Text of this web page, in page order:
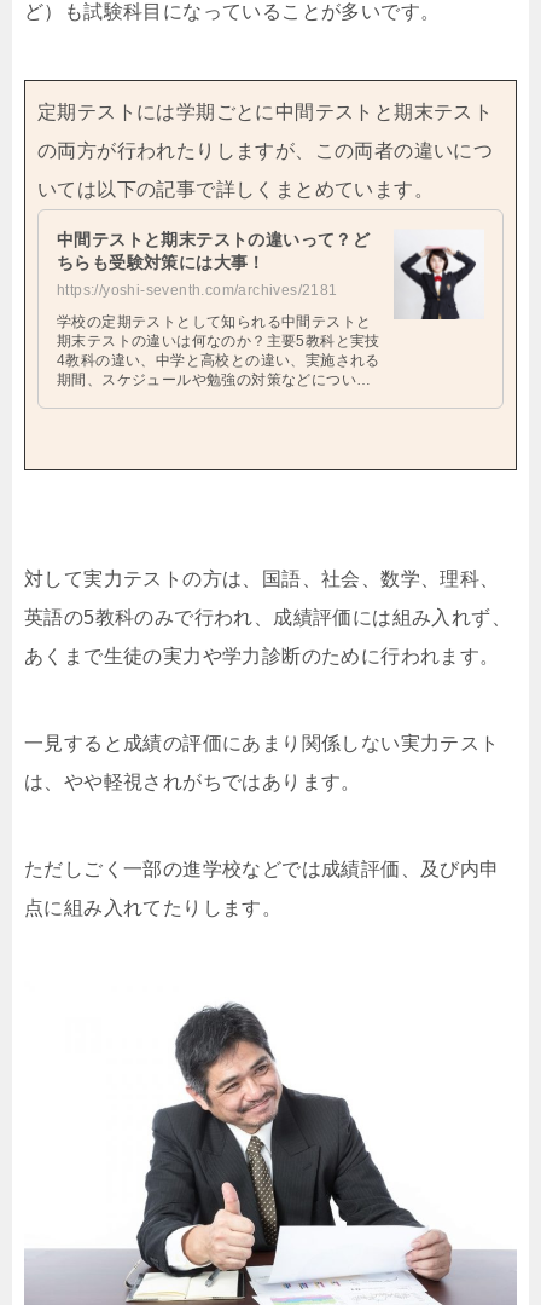
ど）も試験科目になっていることが多いです。
定期テストには学期ごとに中間テストと期末テスト
の両方が行われたりしますが、この両者の違いにつ
いては以下の記事で詳しくまとめています。
中間テストと期末テストの違いって？ど
ちらも受験対策には大事！
https://yoshi-seventh.com/archives/2181
学校の定期テストとして知られる中間テストと
期末テストの違いは何なのか？主要5教科と実技
4教科の違い、中学と高校との違い、実施される
期間、スケジュールや勉強の対策などについて
対して実力テストの方は、国語、社会、数学、理科、
英語の5教科のみで行われ、成績評価には組み入れず、
あくまで生徒の実力や学力診断のために行われます。
一見すると成績の評価にあまり関係しない実力テスト
は、やや軽視されがちではあります。
ただしごく一部の進学校などでは成績評価、及び内申
点に組み入れてたりします。